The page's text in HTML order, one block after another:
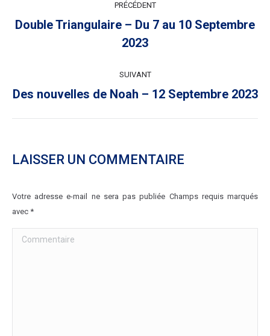
ARTICLE
PRÉCÉDENT
Article
précédent
Double Triangulaire – Du 7 au 10 Septembre
2023
SUIVANT
Article
Des nouvelles de Noah – 12 Septembre 2023
LAISSER UN COMMENTAIRE
Votre adresse e-mail ne sera pas publiée Champs requis marqués
avec *
Commentaire